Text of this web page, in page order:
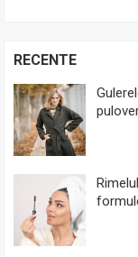
RECENTE